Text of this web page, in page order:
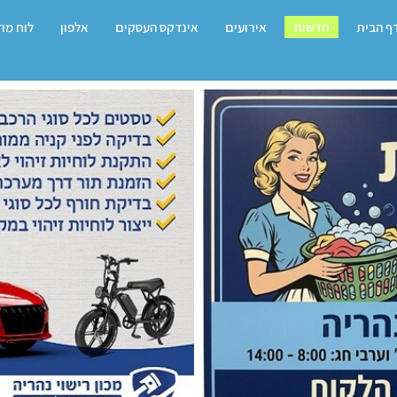
הבית חדשות אירועים אינדקס העסקים אלפון לוח